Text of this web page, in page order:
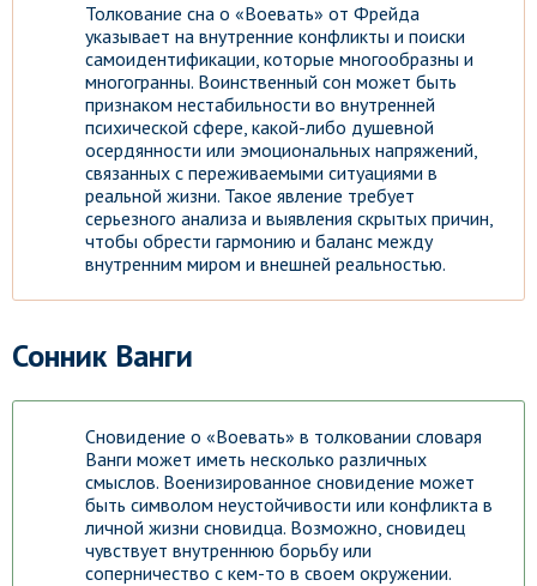
Толкование сна о «Воевать» от Фрейда
указывает на внутренние конфликты и поиски
самоидентификации, которые многообразны и
многогранны. Воинственный сон может быть
признаком нестабильности во внутренней
психической сфере, какой-либо душевной
осердянности или эмоциональных напряжений,
связанных с переживаемыми ситуациями в
реальной жизни. Такое явление требует
серьезного анализа и выявления скрытых причин,
чтобы обрести гармонию и баланс между
внутренним миром и внешней реальностью.
Сонник Ванги
Сновидение о «Воевать» в толковании словаря
Ванги может иметь несколько различных
смыслов. Военизированное сновидение может
быть символом неустойчивости или конфликта в
личной жизни сновидца. Возможно, сновидец
чувствует внутреннюю борьбу или
соперничество с кем-то в своем окружении.